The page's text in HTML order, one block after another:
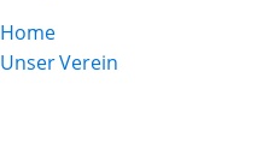
Home
Unser Verein